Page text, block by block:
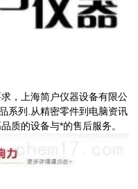
，上海简户仪器设备有限公
系列.从精密零件到电脑资讯
质的设备与*的售后服务。